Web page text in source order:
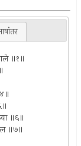
॥१॥
॥६॥
॥७॥